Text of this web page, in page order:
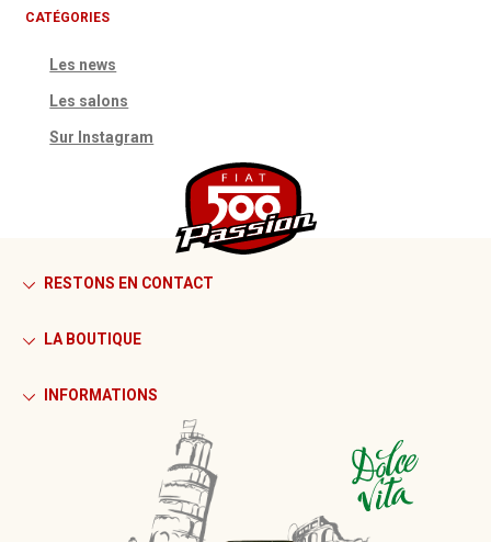
CATÉGORIES
Les news
Les salons
Sur Instagram
RESTONS EN CONTACT
LA BOUTIQUE
INFORMATIONS